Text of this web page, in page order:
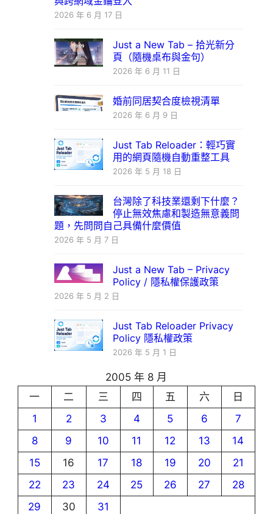
2026 年 6 月 17 日
Just a New Tab – 拾光新分
頁（隨機桌布與金句）
2026 年 6 月 11 日
婚前同居契合度檢視清單
2026 年 6 月 9 日
Just Tab Reloader：輕巧實
用的網頁隨機自動重整工具
2026 年 5 月 18 日
台灣除了科技業還剩下什麼？
停止無效焦慮和製造無意義問
題，先問問自己具備什麼價值
2026 年 5 月 7 日
Just a New Tab – Privacy
Policy / 隱私權保護政策
2026 年 5 月 2 日
Just Tab Reloader Privacy
Policy 隱私權政策
2026 年 5 月 1 日
2005 年 8 月
一
二 三 四 五 六
日
1
2 3 4 5 6
7
8
9 10 11 12 13
14
15
16 17 18 19 20
21
22
23 24 25 26 27
28
29
30
31